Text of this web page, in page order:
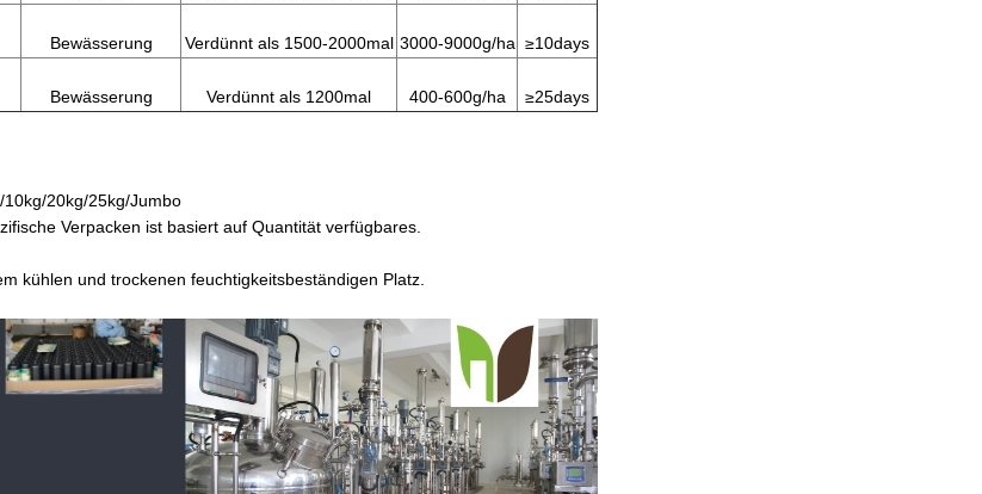
Bewässerung Verdünnt als 1500-2000mal 3000-9000g/ha ≥10days
Bewässerung Verdünnt als 1200mal 400-600g/ha ≥25days
10kg/20kg/25kg/Jumbo
Verpacken ist basiert auf Quantität verfügbares.
kühlen und trockenen feuchtigkeitsbeständigen Platz.